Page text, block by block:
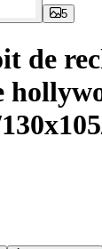
5
de